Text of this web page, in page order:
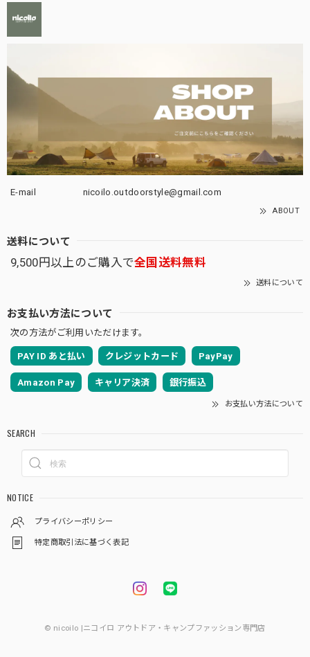
E-mail nicoilo.outdoorstyle@gmail.com
ABOUT
送料について
9,500円以上のご購入で全国送料無料
送料について
お支払い方法について
次の方法がご利用いただけます。
PAY ID あと払い クレジットカード PayPay
Amazon Pay キャリア決済 銀行振込
お支払い方法について
SEARCH
NOTICE
プライバシーポリシー
特定商取引法に基づく表記
© nicoilo |ニコイロ アウトドア・キャンプファッション専門店